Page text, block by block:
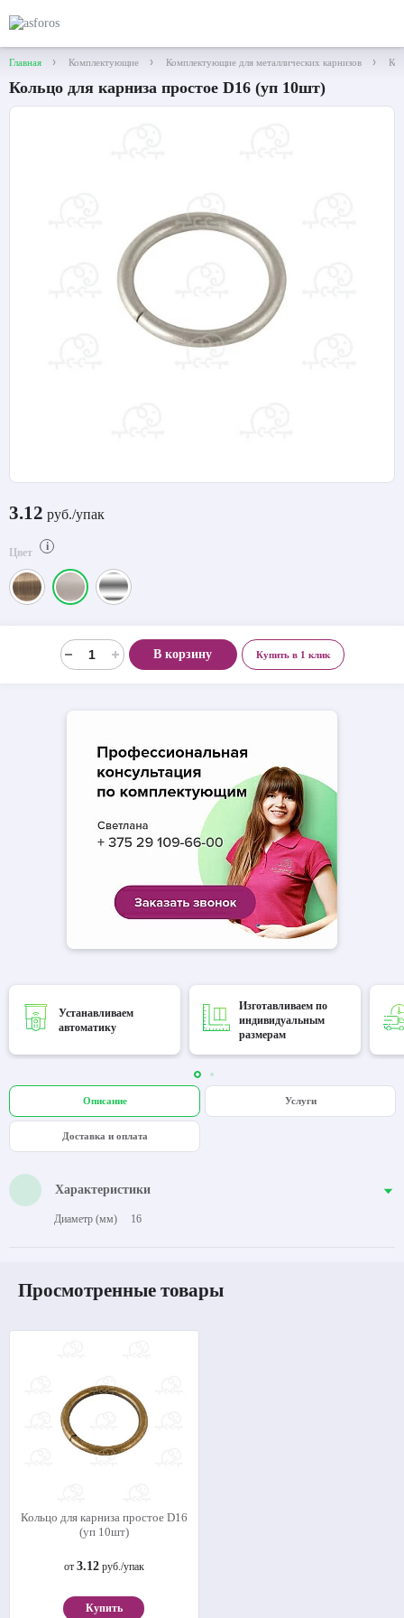
Главная Комплектующие Комплектующие для металлических карнизов
Кольцо для карниза простое D16 (уп 10шт)
3.12 руб./упак
Цвет i
В корзину Купить в 1 клик
Устанавливаем
автоматику
Изготавливаем по
индивидуальным
размерам
Описание Услуги
Доставка и оплата
Характеристики
Диаметр (мм) 16
Просмотренные товары
Кольцо для карниза простое D16
(уп 10шт)
от 3.12руб./упак
Купить